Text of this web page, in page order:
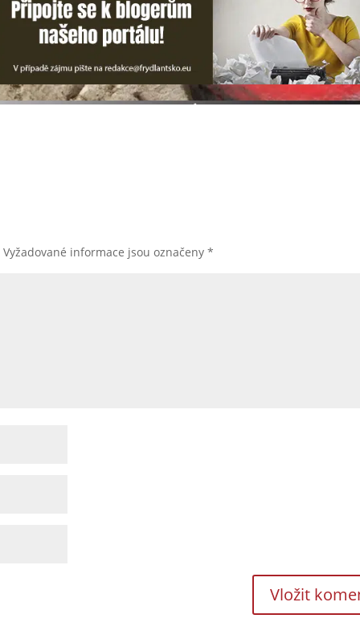
Vyžadované informace jsou označeny*